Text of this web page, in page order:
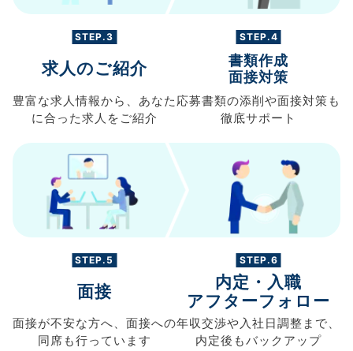
STEP.3
求人のご紹介
豊富な求人情報から、 あなた
に合った求人を ご紹介
STEP.4
書類作成
面接対策
応募書類の添削や面接対策も
徹底サポート
STEP.5
面接
面接が不安な方へ、 面接への
同席も行っています
STEP.6
内定・入職
アフターフォロー
年収交渉や入社日調整まで、
内定後もバックアップ